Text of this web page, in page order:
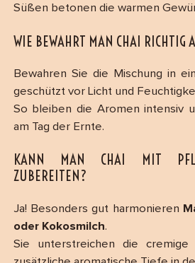
Süßen betonen die warmen
WIE BEWAHRT MAN CHAI RICHTIG
Bewahren Sie die Mischung in
geschützt vor Licht und
So bleiben die Aromen intensiv
am Tag der Ernte.
KANN MAN CHAI MIT
ZUBEREITEN?
Ja! Besonders gut harmonieren
oder Kokosmilch.
Sie unterstreichen die cremige